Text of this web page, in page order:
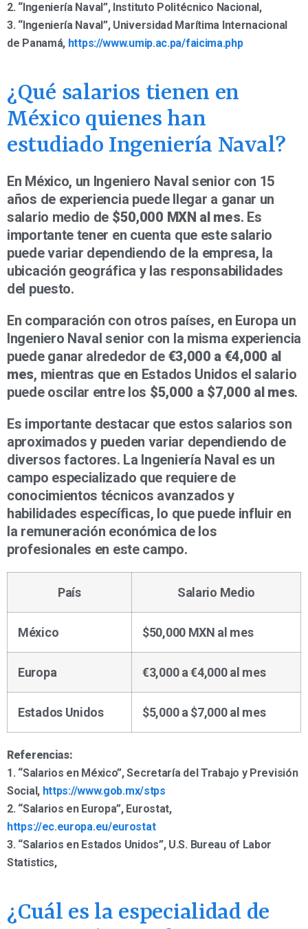
2. “Ingeniería Naval”, Instituto Politécnico Nacional,
3. “Ingeniería Naval”, Universidad Marítima Internacional
de Panamá, https://www.umip.ac.pa/faicima.php
¿Qué salarios tienen en
México quienes han
estudiado Ingeniería Naval?
En México, un Ingeniero Naval senior con 15
años de experiencia puede llegar a ganar un
salario medio de $50,000 MXN al mes. Es
importante tener en cuenta que este salario
puede variar dependiendo de la empresa, la
ubicación geográfica y las responsabilidades
del puesto.
En comparación con otros países, en Europa un
Ingeniero Naval senior con la misma experiencia
puede ganar alrededor de €3,000 a €4,000 al
mes, mientras que en Estados Unidos el salario
puede oscilar entre los $5,000 a $7,000 al mes.
Es importante destacar que estos salarios son
aproximados y pueden variar dependiendo de
diversos factores. La Ingeniería Naval es un
campo especializado que requiere de
conocimientos técnicos avanzados y
habilidades específicas, lo que puede influir en
la remuneración económica de los
profesionales en este campo.
País Salario Medio
México $50,000 MXN al mes
Europa €3,000 a €4,000 al mes
Estados Unidos $5,000 a $7,000 al mes
Referencias:
1. “Salarios en México”, Secretaría del Trabajo y Previsión
Social, https://www.gob.mx/stps
2. “Salarios en Europa”, Eurostat,
https://ec.europa.eu/eurostat
3. “Salarios en Estados Unidos”, U.S. Bureau of Labor
Statistics,
¿Cuál es la especialidad de